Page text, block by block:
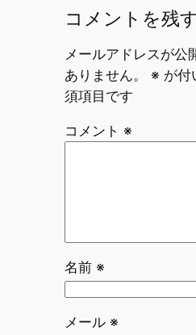
コメントを残
メールアドレスが公
ありません。
※ が付
須項目です
コメント ※
名前 ※
メール ※